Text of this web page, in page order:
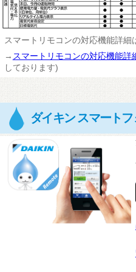
スマートリモコンの対応機能詳細
→ スマートリモコンの対応機能詳
しております)
ダイキン スマート